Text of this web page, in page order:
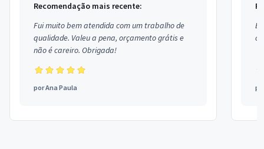
Recomendação mais recente:
Fui muito bem atendida com um trabalho de
qualidade. Valeu a pena, orçamento grátis e
não é careiro. Obrigada!
porAna Paula